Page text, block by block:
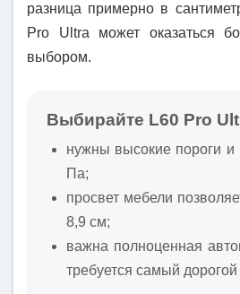
разница примерно в
Pro Ultra может оказаться
выбором.
Выбирайте L60 Pro
нужны высокие пороги
Па;
просвет мебели
8,9 см;
важна полноценная
требуется самый